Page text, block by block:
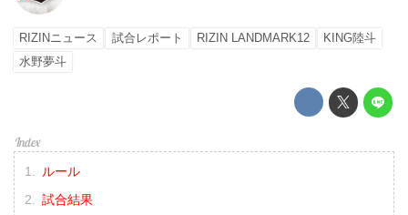
RIZINニュース 試合レポート RIZIN LANDMARK12
KING陸斗
水野夢斗
ルール
試合結果